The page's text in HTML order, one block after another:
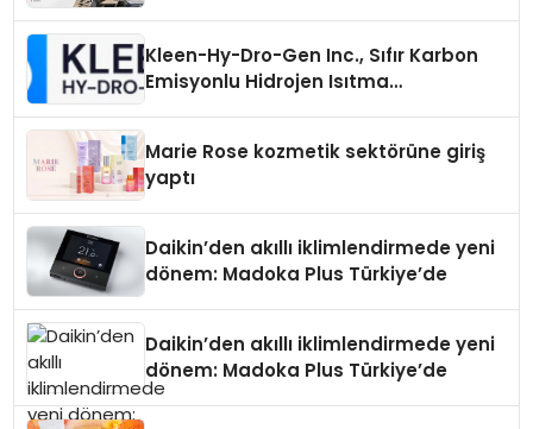
Kleen-Hy-Dro-Gen Inc., Sıfır Karbon
Emisyonlu Hidrojen Isıtma
Marie Rose kozmetik sektörüne giriş
yaptı
Daikin’den akıllı iklimlendirmede yeni
dönem: Madoka Plus Türkiye’de
Daikin’den akıllı iklimlendirmede yeni
dönem: Madoka Plus Türkiye’de